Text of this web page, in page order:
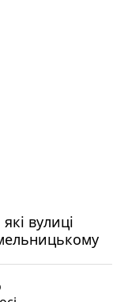
вулиці